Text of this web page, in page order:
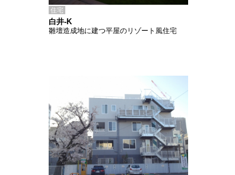
住宅
白井-K
雛壇造成地に建つ平屋のリゾート風住宅